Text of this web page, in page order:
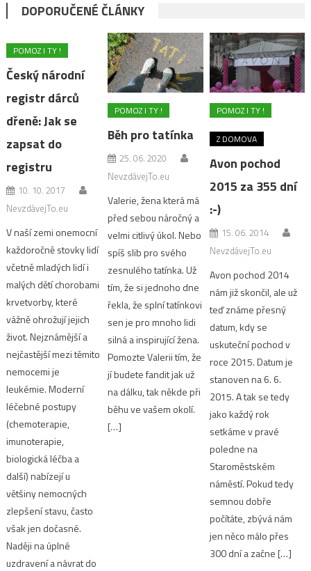
DOPORUČENÉ ČLÁNKY
POMOZ I TY !
Český národní
registr dárců
dřeně: Jak se
zapsat do
registru
10. 10. 2017
NevzdávejTo.eu
V naší zemi onemocní
každoročně stovky lidí
včetně mladých lidí i
malých dětí chorobami
krvetvorby, které
vážně ohrožují jejich
život. Nejznámější a
nejčastější mezi těmito
nemocemi je
leukémie. Moderní
léčebné postupy
(chemoterapie,
imunoterapie,
biologická léčba a
další) nabízejí u
většiny nemocných
zlepšení stavu, často
však jen dočasné.
Naději na úplné
uzdravení a návrat do
POMOZ I TY !
Běh pro tatínka
25. 06. 2020
NevzdávejTo.eu
Valerie, žena která má
před sebou náročný a
velmi citlivý úkol. Nebo
spíš slib pro svého
zesnulého tatínka. Už
tím, že si jednoho dne
řekla, že splní tatínkovi
sen je pro mnoho lidi
silná a inspirující žena.
Pomozte Valerii tím, že
jí budete fandit jak už
na dálku, tak někde při
běhu ve vašem okolí.
[…]
POMOZ I TY !
Z DOMOVA
Avon pochod
2015 za 355 dní
:-)
15. 06. 2014
NevzdávejTo.eu
Avon pochod 2014
nám již skončil, ale už
teď známe přesný
datum, kdy se
uskuteční pochod v
roce 2015. Datum je
stanoven na 6. 6.
2015. A tak se tedy
jako každý rok
setkáme v pravé
poledne na
Staroměstském
náměstí. Pokud tedy
semnou dobře
počítáte, zbývá nám
jen něco málo přes
300 dní a začne […]